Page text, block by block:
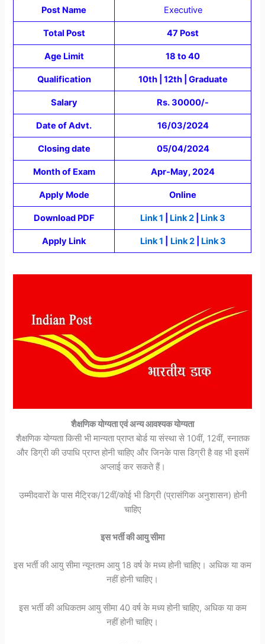
Post Name Executive
Total Post 47 Post
Age Limit 18 to 40
Qualification 10th | 12th | Graduate
Salary Rs. 30000/-
Date of Advt. 16/03/2024
Closing date 05/04/2024
Month of Exam Apr-May, 2024
Apply Mode Online
Download PDF Link 1 Link 2 Link 3
Apply Link Link 1 Link 2 Link 3
शैक्षणिक योग्यता एवं अन्य आवश्यक योग्यता
शैक्षणिक योग्यता किसी भी मान्यता प्राप्त बोर्ड या संस्था से 10वीं, 12वीं, स्नातक
और डिग्री की उपाधि प्राप्त होनी चाहिए और जिनके पास डिग्री है वह भी इसमें
अप्लाई कर सकते हैं।
उम्मीदवारों के पास मैट्रिक/12वीं/कोई भी डिग्री (प्रासंगिक अनुशासन) होनी
चाहिए
इस भर्ती की आयु सीमा
इस भर्ती की आयु सीमा न्यूनतम आयु 18 वर्ष के मध्य होनी चाहिए। अधिक या कम
नहीं होनी चाहिए।
इस भर्ती की अधिकतम आयु सीमा 40 वर्ष के मध्य होनी चाहिए, अधिक या कम
नहीं होनी चाहिए।